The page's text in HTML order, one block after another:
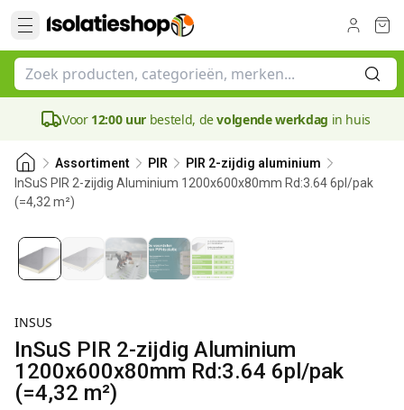
Voor 12:00 uur besteld, devolgende werkdag in huis
Assortiment PIR
PIR 2-zijdig aluminium
InSuS PIR 2-zijdig Aluminium 1200x600x80mm Rd:3.64 6pl/pak
(=4,32 m²)
INSUS
InSuS PIR 2-zijdig Aluminium
1200x600x80mm Rd:3.64 6pl/pak
(=4,32 m²)